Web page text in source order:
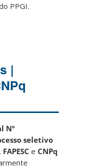
PPGI.
|
Nº
seletivo
, FAPESC e CNPq